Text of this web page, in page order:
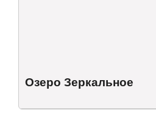
Озеро Зеркальное